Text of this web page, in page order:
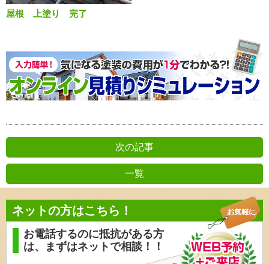
屋根 上塗り 完了
次の記事
一覧
前の記事
ネットの方はこちら！
お電話するのに抵抗がある方
は、
まずはネットで相談！！